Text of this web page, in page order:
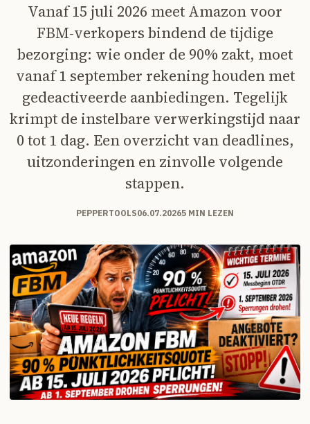
Vanaf 15 juli 2026 meet Amazon voor
FBM-verkopers bindend de tijdige
bezorging: wie onder de 90% zakt, moet
vanaf 1 september rekening houden met
gedeactiveerde aanbiedingen. Tegelijk
krimpt de instelbare verwerkingstijd naar
0 tot 1 dag. Een overzicht van deadlines,
uitzonderingen en zinvolle volgende
stappen.
PEPPERTOOLS06.07.20265 MIN LEZEN